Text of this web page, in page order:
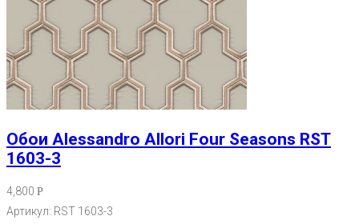
Обои Alessandro Allori Four Seasons RST
1603-3
4,800 Р
Артикул: RST 1603-3